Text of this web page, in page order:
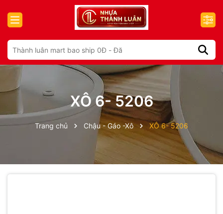
XÔ 6- 5206
Trang chủ Chậu - Gáo -Xô XÔ 6- 5206